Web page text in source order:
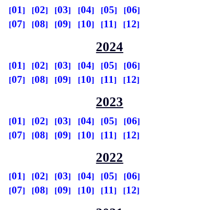
01 02 03 04 05
06
07
08 09 10 11 12
2024
01 02 03 04 05
06
07
08 09 10 11 12
2023
01 02 03 04 05
06
07
08 09 10 11 12
2022
01 02 03 04 05
06
07
08 09 10 11 12